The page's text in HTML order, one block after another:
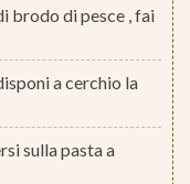
brodo di pesce , fai
a cerchio la
sulla pasta a